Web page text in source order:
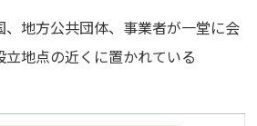
地方公共団体、事業者が一堂に会
地点の近くに置かれている